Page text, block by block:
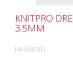
KNITPRO
3.5MM
HK 600101